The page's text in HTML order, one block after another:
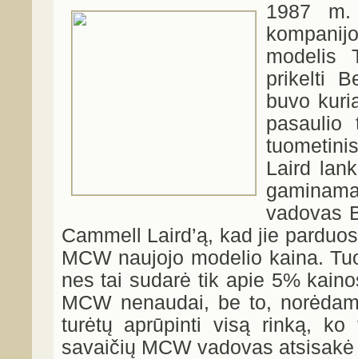
1987 m.
modelis
prikelti
buvo
pasaulio
Laird
vadovas
Cammell Laird’ą, kad jie
MCW naujojo modelio kaina.
nes tai sudarė tik apie 5%
MCW nenaudai, be to,
turėtų aprūpinti visą rinką,
savaičių MCW vadovas